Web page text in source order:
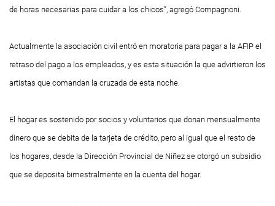
de horas necesarias para cuidar a los chicos”, agregó Compagnoni.
Actualmente la asociación civil entró en moratoria para pagar a la AFIP el
retraso del pago a los empleados, y es esta situación la que advirtieron los
artistas que comandan la cruzada de esta noche.
El hogar es sostenido por socios y voluntarios que donan mensualmente
dinero que se debita de la tarjeta de crédito, pero al igual que el resto de
los hogares, desde la Dirección Provincial de Niñez se otorgó un subsidio
que se deposita bimestralmente en la cuenta del hogar.